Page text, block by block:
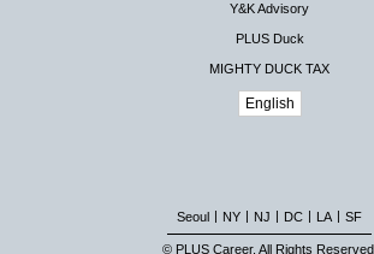
Y&K Advisory
PLUS Duck
MIGHTY DUCK TAX
English
Seoul NY NJ DC LA SF
© PLUS Career. All Rights Reserved.